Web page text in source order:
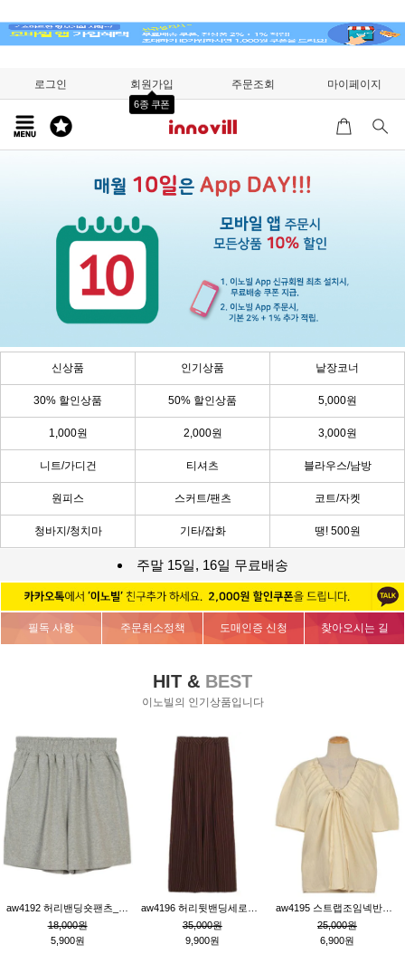
로그인 회원가입
6종 쿠폰
주문조회 마이페이지
신상품 인기상품 낱장코너
30% 할인상품 50% 할인상품 5,000원
1,000원 2,000원 3,000원
니트/가디건 티셔츠 블라우스/남방
원피스 스커트/팬츠 코트/자켓
청바지/청치마 기타/잡화 땡! 500원
주말 15일, 16일 무료배송
필독 사항 주문취소정책 도매인증 신청 찾아오시는 길
HIT & BEST
이노빌의 인기상품입니다
18,000원
5,900원
35,000원
9,900원
25,000원
6,900원